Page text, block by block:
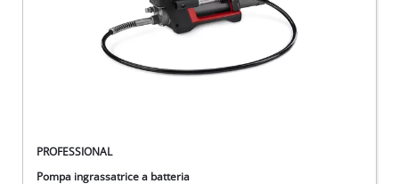
PROFESSIONAL
Pompa ingrassatrice a batteria